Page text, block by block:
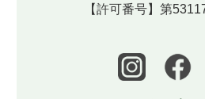
【許可番号】第